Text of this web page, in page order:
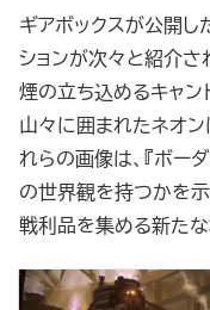
ギアボックスが公開し
ションが次々と紹介さ
煙の立ち込めるキャン
山々に囲まれたネオ
れらの画像は、『ボー
の世界観を持つかを示
戦利品を集める新た